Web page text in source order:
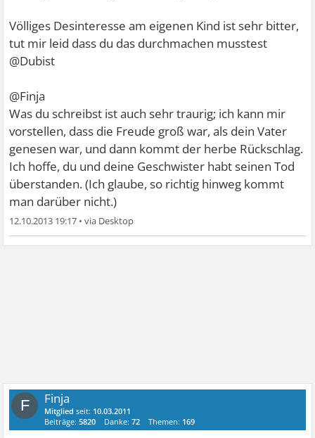
Völliges Desinteresse am eigenen Kind ist sehr bitter,
tut mir leid dass du das durchmachen musstest
@Dubist
@Finja
Was du schreibst ist auch sehr traurig; ich kann mir
vorstellen, dass die Freude groß war, als dein Vater
genesen war, und dann kommt der herbe Rückschlag.
Ich hoffe, du und deine Geschwister habt seinen Tod
überstanden. (Ich glaube, so richtig hinweg kommt
man darüber nicht.)
12.10.2013 19:17 •
F Finja
Mitglied seit: 10.03.2011
Beiträge:5820 Danke:72 Themen: 169